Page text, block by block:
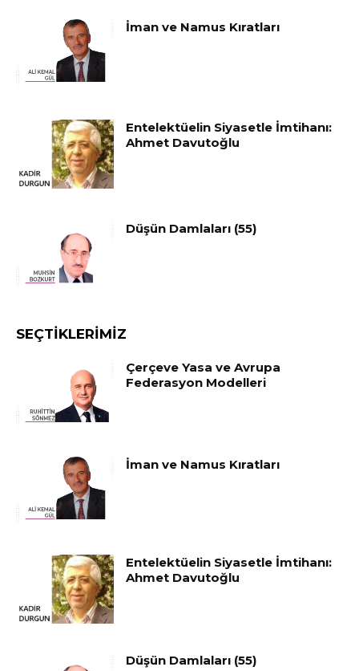
İman ve Namus Kıratları
Entelektüelin Siyasetle İmtihanı:
Ahmet Davutoğlu
Düşün Damlaları (55)
SEÇTIKLERIMIZ
Çerçeve Yasa ve Avrupa
Federasyon Modelleri
İman ve Namus Kıratları
Entelektüelin Siyasetle İmtihanı:
Ahmet Davutoğlu
Düşün Damlaları (55)